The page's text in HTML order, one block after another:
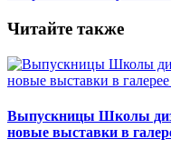
Читайте также
Выпускницы Школы
новые выставки в